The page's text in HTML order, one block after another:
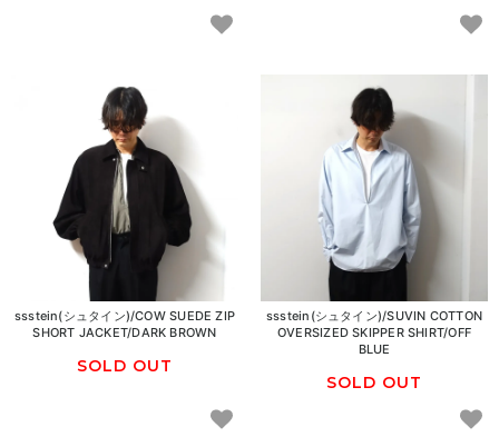
ssstein(シュタイン)/COW SUEDE ZIP
SHORT JACKET/DARK BROWN
SOLD OUT
ssstein(シュタイン)/SUVIN COTTON
OVERSIZED SKIPPER SHIRT/OFF
BLUE
SOLD OUT